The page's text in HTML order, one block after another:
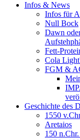
Infos & News
Infos für
Null Bock
Dawn
Fett-
Cola
FGM &
Geschichte des
1550
Aretaios
150